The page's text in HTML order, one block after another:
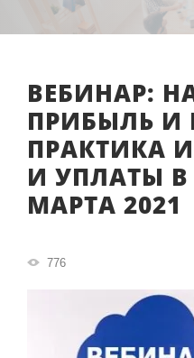
ВЕБИНАР:
ПРИБЫЛЬ И
ПРАКТИКА
И УПЛАТЫ В
МАРТА 2021
776